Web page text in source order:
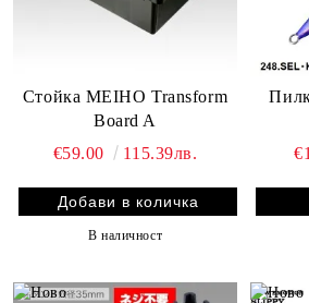
Стойка MEIHO Transform
Board A
€59.00
115.39лв.
В наличност